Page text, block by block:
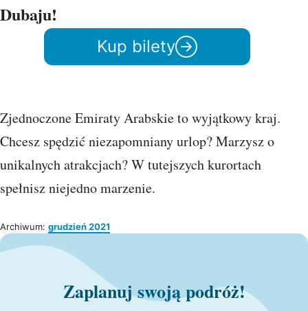
Dubaju!
Kup bilety
Zjednoczone Emiraty Arabskie to wyjątkowy kraj.
Chcesz spędzić niezapomniany urlop? Marzysz o
unikalnych atrakcjach? W tutejszych kurortach
spełnisz niejedno marzenie.
Archiwum: grudzień 2021
Zaplanuj swoją podróż!